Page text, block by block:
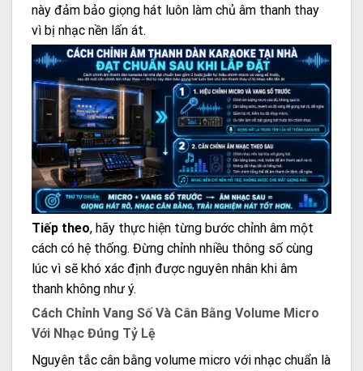
này đảm bảo giọng hát luôn làm chủ âm thanh thay
vì bị nhạc nền lấn át.
Tiếp theo, hãy thực hiện từng bước chỉnh âm một
cách có hệ thống. Đừng chỉnh nhiều thông số cùng
lúc vì sẽ khó xác định được nguyên nhân khi âm
thanh không như ý.
Cách Chỉnh Vang Số Và Cân Bằng Volume Micro
Với Nhạc Đúng Tỷ Lệ
Nguyên tắc cân bằng volume micro với nhạc chuẩn là